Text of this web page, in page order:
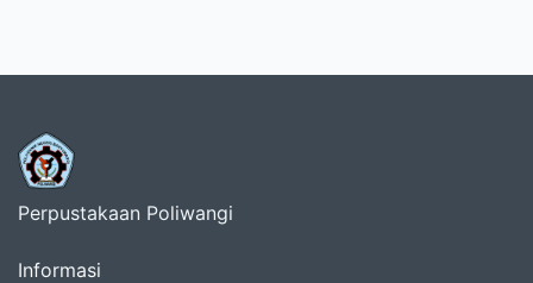
Perpustakaan Poliwangi
Informasi